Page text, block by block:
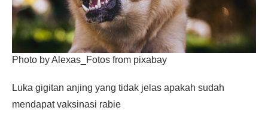
Photo by Alexas_Fotos from pixabay
Luka gigitan anjing yang tidak jelas apakah sudah
mendapat vaksinasi rabie